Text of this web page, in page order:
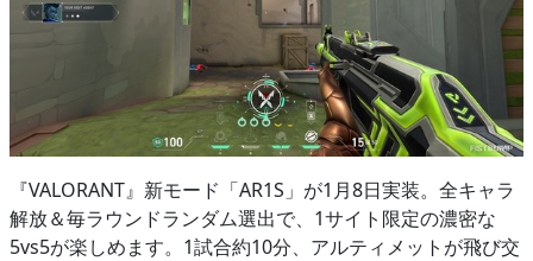
『VALORANT』新モード「AR1S」が1月8日実装。全キャラ
解放＆毎ラウンドランダム選出で、1サイト限定の濃密な
5vs5が楽しめます。1試合約10分、アルティメットが飛び交